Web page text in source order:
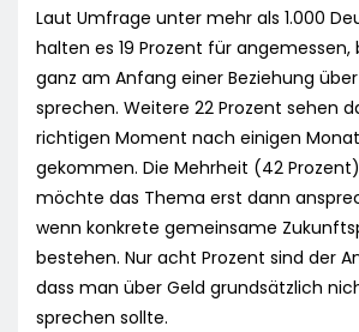
Laut Umfrage unter mehr als 1.000
halten es 19 Prozent für angemessen,
ganz am Anfang einer Beziehung
sprechen. Weitere 22 Prozent sehen
richtigen Moment nach einigen
gekommen. Die Mehrheit (42 Prozent)
möchte das Thema erst dann
wenn konkrete gemeinsame
bestehen. Nur acht Prozent sind der
dass man über Geld grundsätzlich
sprechen sollte.